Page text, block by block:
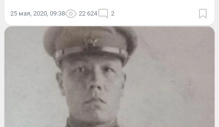
25 мая, 2020, 09:38 22 624 2